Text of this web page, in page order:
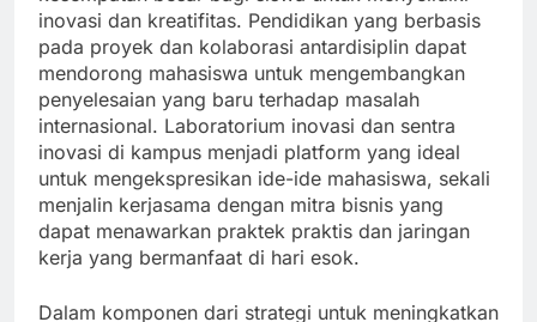
inovasi dan kreatifitas. Pendidikan yang berbasis
pada proyek dan kolaborasi antardisiplin dapat
mendorong mahasiswa untuk mengembangkan
penyelesaian yang baru terhadap masalah
internasional. Laboratorium inovasi dan sentra
inovasi di kampus menjadi platform yang ideal
untuk mengekspresikan ide-ide mahasiswa, sekali
menjalin kerjasama dengan mitra bisnis yang
dapat menawarkan praktek praktis dan jaringan
kerja yang bermanfaat di hari esok.
Dalam komponen dari strategi untuk meningkatkan